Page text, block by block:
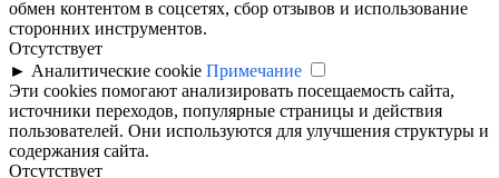
обмен контентом в соцсетях, сбор отзывов и использование
сторонних инструментов.
Отсутствует
► Аналитические cookie Примечание
Эти cookies помогают анализировать посещаемость сайта,
источники переходов, популярные страницы и действия
пользователей. Они используются для улучшения структуры и
содержания сайта.
Отсутствует